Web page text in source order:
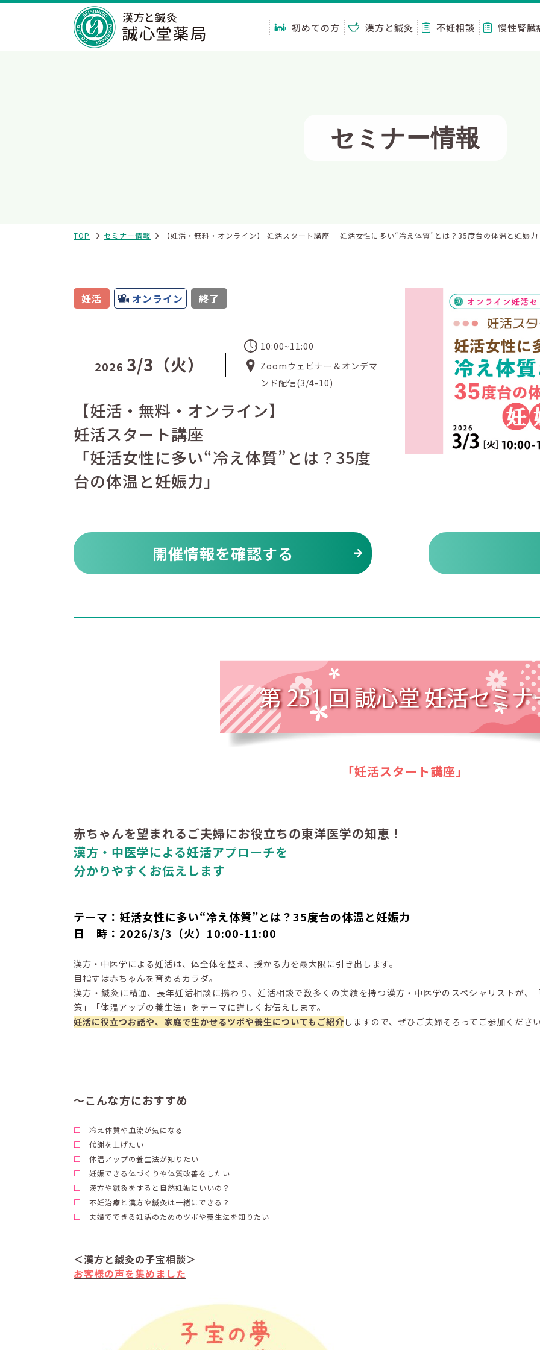
初めての方 漢方と鍼灸 不妊相談 慢性腎臓
セミナー情報
TOP セミナー情報 【妊活・無料・オンライン】 妊活スタート講座 「妊活女性に多い“冷え体質”とは？35度台の体温と妊娠力
妊活 オンライン 終了
2026 3/3（火）
10:00~11:00
Zoomウェビナー＆オンデマ
ンド配信(3/4-10)
【妊活・無料・オンライン】
妊活スタート講座
「妊活女性に多い“冷え体質”とは？35度
台の体温と妊娠力」
開催情報を確認する
「妊活スタート講座」
赤ちゃんを望まれるご夫婦にお役立ちの東洋医学の知恵！
漢方・中医学による妊活アプローチを
分かりやすくお伝えします
テーマ：妊活女性に多い“冷え体質”とは？35度台の体温と妊娠力
日 時：2026/3/3（火）10:00-11:00
漢方・中医学による妊活は、体全体を整え、授かる力を最大限に引き出します。
目指すは赤ちゃんを育めるカラダ。
漢方・鍼灸に精通、長年妊活相談に携わり、妊活相談で数多くの実績を持つ漢方・中医学のスペシャリストが
策」「体温アップの養生法」をテーマに詳しくお伝えします。
妊活に役立つお話や、家庭で生かせるツボや養生についてもご紹介 しますので、ぜひご夫婦そろってご参加くださ
～こんな方におすすめ
□
冷え体質や血流が気になる
□
代謝を上げたい
□
体温アップの養生法が知りたい
□
妊娠できる体づくりや体質改善をしたい
□
漢方や鍼灸をすると自然妊娠にいいの？
□
不妊治療と漢方や鍼灸は一緒にできる？
□
夫婦でできる妊活のためのツボや養生法を知りたい
＜漢方と鍼灸の子宝相談＞
お客様の声を集めました